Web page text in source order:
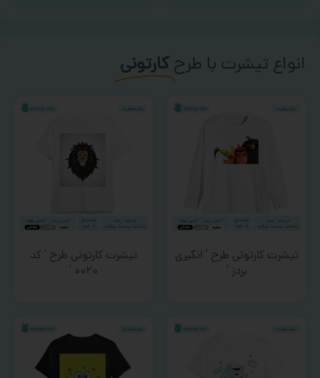
انواع تیشرت با طرحکارتونی
تیشرت کارتونی طرح ‘ انگیری
بردز ‘
تیشرت کارتونی طرح ‘ کد
۰۰۲۰ ‘